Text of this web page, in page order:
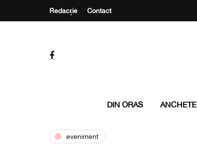
Redacție Contact
DIN ORAS ANCHETE
eveniment